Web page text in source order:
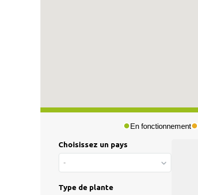
En fonctionnement
Choisissez un pays
-
Type de plante